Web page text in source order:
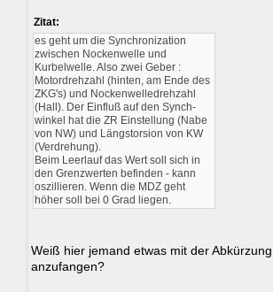
Zitat:
es geht um die Synchronization
zwischen Nockenwelle und
Kurbelwelle. Also zwei Geber :
Motordrehzahl (hinten, am Ende des
ZKG's) und Nockenwelledrehzahl
(Hall). Der Einfluß auf den Synch-
winkel hat die ZR Einstellung (Nabe
von NW) und Längstorsion von KW
(Verdrehung).
Beim Leerlauf das Wert soll sich in
den Grenzwerten befinden - kann
oszillieren. Wenn die MDZ geht
höher soll bei 0 Grad liegen.
Weiß hier jemand etwas mit der
anzufangen?